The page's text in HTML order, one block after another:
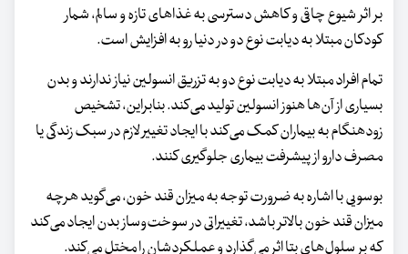
بر اثر شیوع چاقی و کاهش دسترسی به غذاهای تازه و سالم، شمار
کودکان مبتلا به دیابت نوع دو در دنیا رو به افزایش است.
تمام افراد مبتلا به دیابت نوع دو به تزریق انسولین نیاز ندارند و بدن
بسیاری از آن‌ها هنوز انسولین تولید می‌کند. بنابراین، تشخیص
زودهنگام به بیماران کمک می‌کند با ایجاد تغییر لازم در سبک زندگی‌ یا
مصرف دارو از پیشرفت بیماری جلوگیری کنند.
بوسویی با اشاره به ضرورت توجه به میزان قند خون، می‌گوید هرچه
میزان قند خون بالاتر باشد، تغییراتی در سوخت‌وساز بدن ایجاد می‌کند
که بر سلول‌های بتا اثر می‌گذارد و عملکردشان را مختل می‌کند.